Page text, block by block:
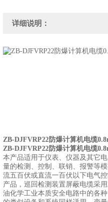
详细说明：
ZB-DJFVRP22防爆计算机电缆
ZB-DJFVRP22防爆计算机电缆
本产品适用于仪表、仪器及其它
量的检测、控制、联销、报警等
流五百伏或直流一百伏以下电气
产品，巡回检测装置屏蔽电缆采
油化学工业本质安全电路中的各